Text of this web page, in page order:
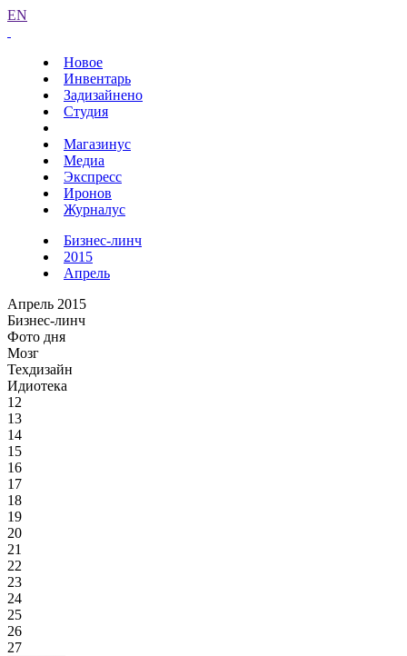
EN
Новое
Инвентарь
Задизайнено
Студия
Магазинус
Медиа
Экспресс
Иронов
Журналус
Бизнес-линч
2015
Апрель
Апрель 2015
Бизнес-линч
Фото дня
Мозг
Техдизайн
Идиотека
12
13
14
15
16
17
18
19
20
21
22
23
24
25
26
27